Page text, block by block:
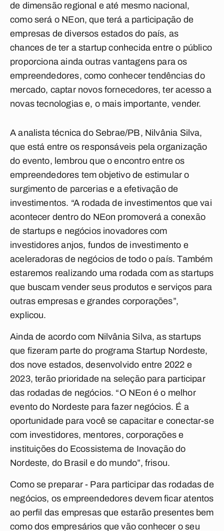
de dimensão regional e até mesmo nacional,
como será o NEon, que terá a participação de
empresas de diversos estados do país, as
chances de ter a startup conhecida entre o público
proporciona ainda outras vantagens para os
empreendedores, como conhecer tendências do
mercado, captar novos fornecedores, ter acesso a
novas tecnologias e, o mais importante, vender.
A analista técnica do Sebrae/PB, Nilvânia Silva,
que está entre os responsáveis pela organização
do evento, lembrou que o encontro entre os
empreendedores tem objetivo de estimular o
surgimento de parcerias e a efetivação de
investimentos. “A rodada de investimentos que vai
acontecer dentro do NEon promoverá a conexão
de startups e negócios inovadores com
investidores anjos, fundos de investimento e
aceleradoras de negócios de todo o país. Também
estaremos realizando uma rodada com as startups
que buscam vender seus produtos e serviços para
outras empresas e grandes corporações”,
explicou.
Ainda de acordo com Nilvânia Silva, as startups
que fizeram parte do programa Startup Nordeste,
dos nove estados, desenvolvido entre 2022 e
2023, terão prioridade na seleção para participar
das rodadas de negócios. “O NEon é o melhor
evento do Nordeste para fazer negócios. É a
oportunidade para você se capacitar e conectar-se
com investidores, mentores, corporações e
instituições do Ecossistema de Inovação do
Nordeste, do Brasil e do mundo”, frisou.
Como se preparar - Para participar das rodadas de
negócios, os empreendedores devem ficar atentos
ao perfil das empresas que estarão presentes bem
como dos empresários que vão conhecer o seu